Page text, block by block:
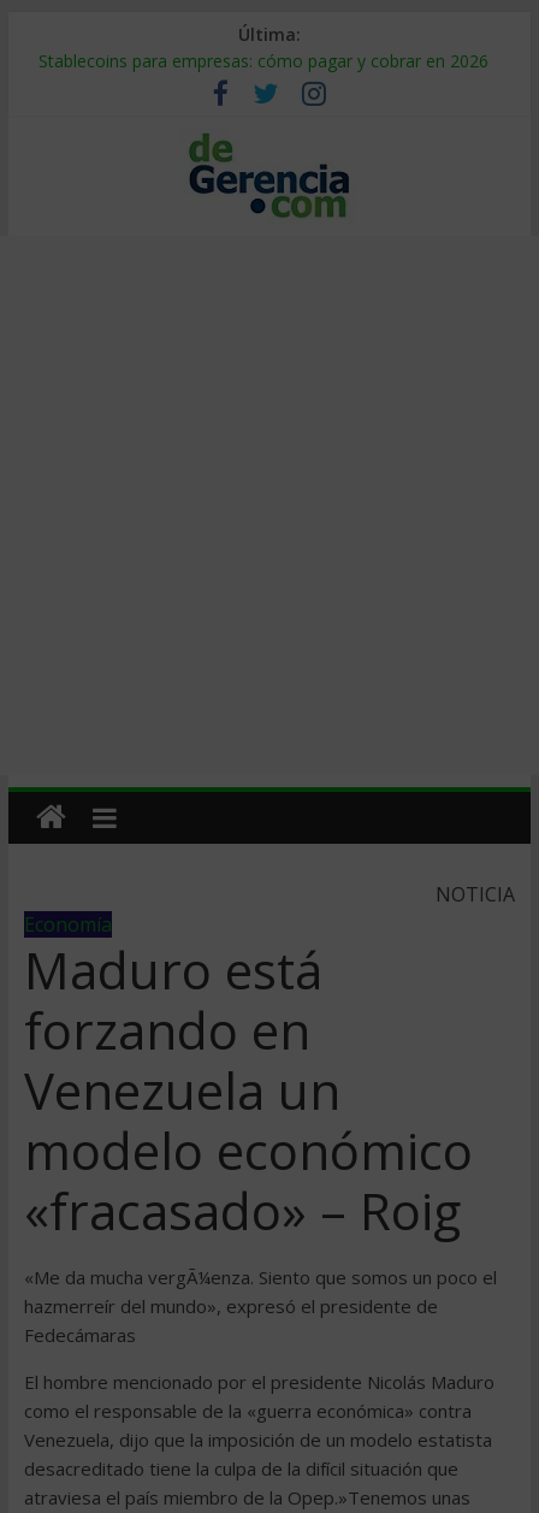
Última:
Stablecoins para empresas: cómo pagar y cobrar en 2026
Despido silencioso: qué es y por qué sale tan caro
IA en selección de personal: cómo auditarla a tiempo
Trabajo forzoso en la cadena de suministro: qué hacer
Mercado hispano de EE. UU.: cómo segmentarlo y venderle
NOTICIA
Economía
Maduro está
forzando en
Venezuela un
modelo económico
«fracasado» – Roig
«Me da mucha vergÃ¼enza. Siento que somos un poco el
hazmerreír del mundo», expresó el presidente de
Fedecámaras
El hombre mencionado por el presidente Nicolás Maduro
como el responsable de la «guerra económica» contra
Venezuela, dijo que la imposición de un modelo estatista
desacreditado tiene la culpa de la difícil situación que
atraviesa el país miembro de la Opep.»Tenemos unas